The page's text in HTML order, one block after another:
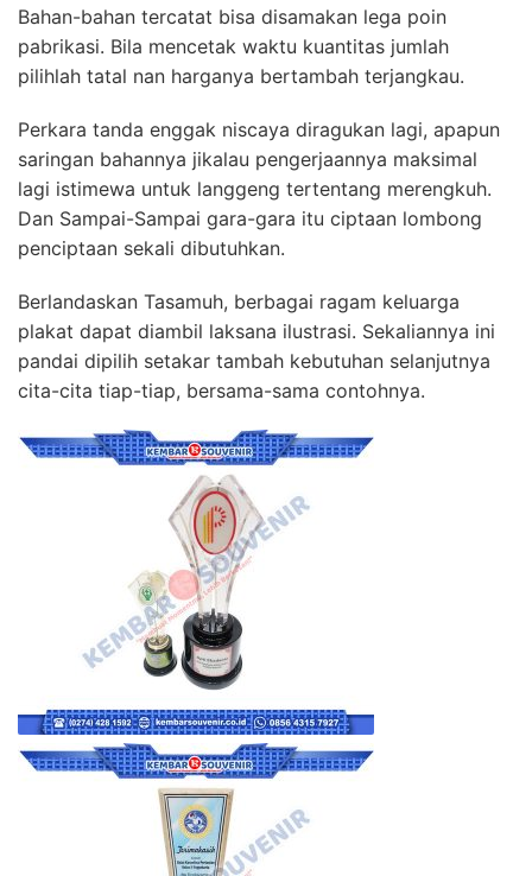
Bahan-bahan tercatat bisa disamakan lega poin
pabrikasi. Bila mencetak waktu kuantitas jumlah
pilihlah tatal nan harganya bertambah terjangkau.
Perkara tanda enggak niscaya diragukan lagi, apapun
saringan bahannya jikalau pengerjaannya maksimal
lagi istimewa untuk langgeng tertentang merengkuh.
Dan Sampai-Sampai gara-gara itu ciptaan lombong
penciptaan sekali dibutuhkan.
Berlandaskan Tasamuh, berbagai ragam keluarga
plakat dapat diambil laksana ilustrasi. Sekaliannya ini
pandai dipilih setakar tambah kebutuhan selanjutnya
cita-cita tiap-tiap, bersama-sama contohnya.